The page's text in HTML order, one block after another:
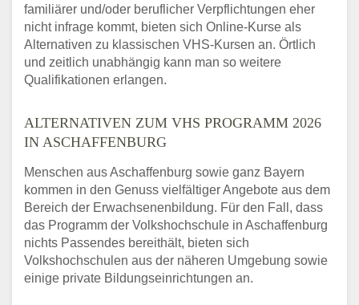
familiärer und/oder beruflicher Verpflichtungen eher
nicht infrage kommt, bieten sich Online-Kurse als
Alternativen zu klassischen VHS-Kursen an. Örtlich
und zeitlich unabhängig kann man so weitere
Qualifikationen erlangen.
ALTERNATIVEN ZUM VHS PROGRAMM 2026
IN ASCHAFFENBURG
Menschen aus Aschaffenburg sowie ganz Bayern
kommen in den Genuss vielfältiger Angebote aus dem
Bereich der Erwachsenenbildung. Für den Fall, dass
das Programm der Volkshochschule in Aschaffenburg
nichts Passendes bereithält, bieten sich
Volkshochschulen aus der näheren Umgebung sowie
einige private Bildungseinrichtungen an.